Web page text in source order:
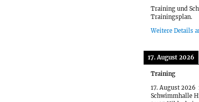
Training und
Trainingsplan.
Weitere Details
17. August 2026
Training
17. August 2026
Schwimmhalle